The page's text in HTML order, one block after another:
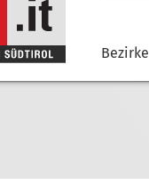
Bezirke